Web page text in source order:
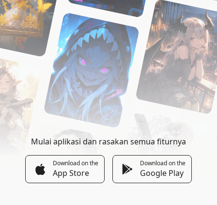
Mulai aplikasi dan rasakan semua fiturnya
Download on the
App Store
Download on the
Google Play